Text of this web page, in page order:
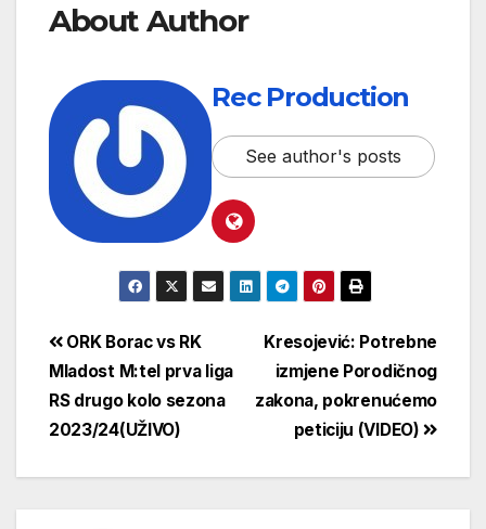
About Author
Rec Production
See author's posts
Kresojević: Potrebne
izmjene Porodičnog
zakona, pokrenućemo
peticiju (VIDEO)
ORK Borac vs RK
Mladost M:tel prva liga
RS drugo kolo sezona
2023/24(UŽIVO)